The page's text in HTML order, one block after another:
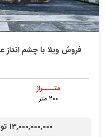
فروش ویلا با چشم انداز عالی ۲۰۰ متر رویان
متــــراژ
۲۰۰ متر
13,000,000,000 تومان /